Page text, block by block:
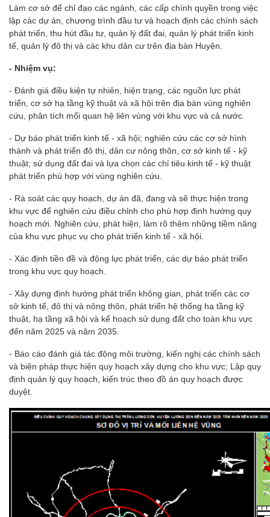
Làm cơ sở để chỉ đạo các ngành, các cấp chính quyền trong việc
lập các dự án, chương trình đầu tư và hoạch định các chính sách
phát triển, thu hút đầu tư, quản lý đất đai, quản lý phát triển kinh
tế, quản lý đô thị và các khu dân cư trên địa bàn Huyện.
- Nhiệm vụ:
- Đánh giá điều kiện tự nhiên, hiện trạng, các nguồn lực phát
triển, cơ sở hạ tầng kỹ thuật và xã hội trên địa bàn vùng nghiên
cứu, phân tích mối quan hệ liên vùng với khu vực và cả nước.
- Dự báo phát triển kinh tế - xã hội; nghiên cứu các cơ sở hình
thành và phát triển đô thị, dân cư nông thôn, cơ sở kinh tế - kỹ
thuật; sử dụng đất đai và lựa chọn các chỉ tiêu kinh tế - kỹ thuật
phát triển phù hợp với vùng nghiên cứu.
- Rà soát các quy hoạch, dự án đã, đang và sẽ thực hiện trong
khu vực để nghiên cứu điều chỉnh cho phù hợp định hướng quy
hoạch mới. Nghiên cứu, phát hiện, làm rõ thêm những tiềm năng
của khu vực phục vụ cho phát triển kinh tế - xã hội.
- Xác định tiền đề và động lực phát triển, các dự báo phát triển
trong khu vực quy hoạch.
- Xây dựng định hướng phát triển không gian, phát triển các cơ
sở kinh tế, đô thị và nông thôn, phát triển hệ thống hạ tầng kỹ
thuật, hạ tầng xã hội và kế hoạch sử dụng đất cho toàn khu vực
đến năm 2025 và năm 2035.
- Báo cáo đánh giá tác động môi trường, kiến nghị các chính sách
và biện pháp thực hiện quy hoạch xây dựng cho khu vực; Lập quy
định quản lý quy hoạch, kiến trúc theo đồ án quy hoạch được
duyệt.